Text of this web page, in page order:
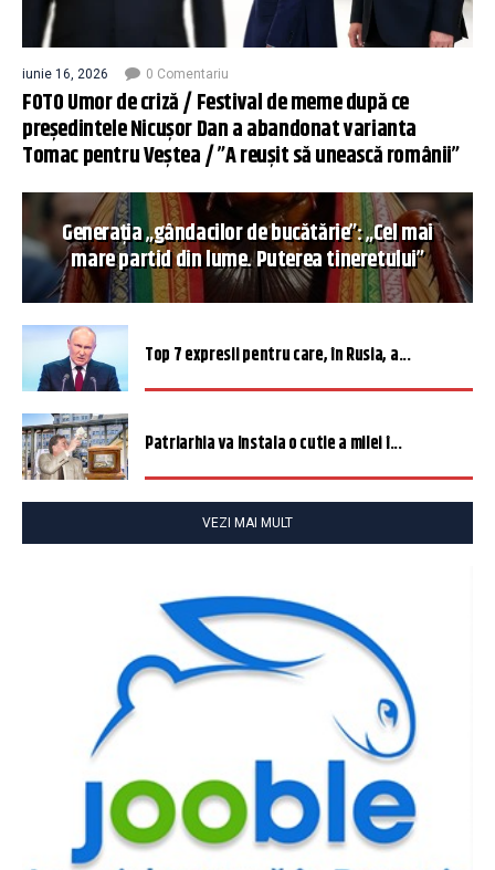
iunie 16, 2026 0 Comentariu
FOTO Umor de criză / Festival de meme după ce
președintele Nicușor Dan a abandonat varianta
Tomac pentru Veștea / ”A reușit să unească românii”
Generația „gândacilor de bucătărie”: „Cel mai
mare partid din lume. Puterea tineretului”
Top 7 expresii pentru care, în Rusia, a...
Patriarhia va instala o cutie a milei î...
VEZI MAI MULT